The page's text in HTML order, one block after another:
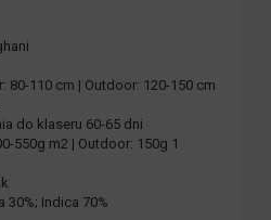
80-110 cm | Outdoor: 120-150 cm
do klaseru 60-65 dni
550g m2 | Outdoor: 150g 1
30%; Indica 70%